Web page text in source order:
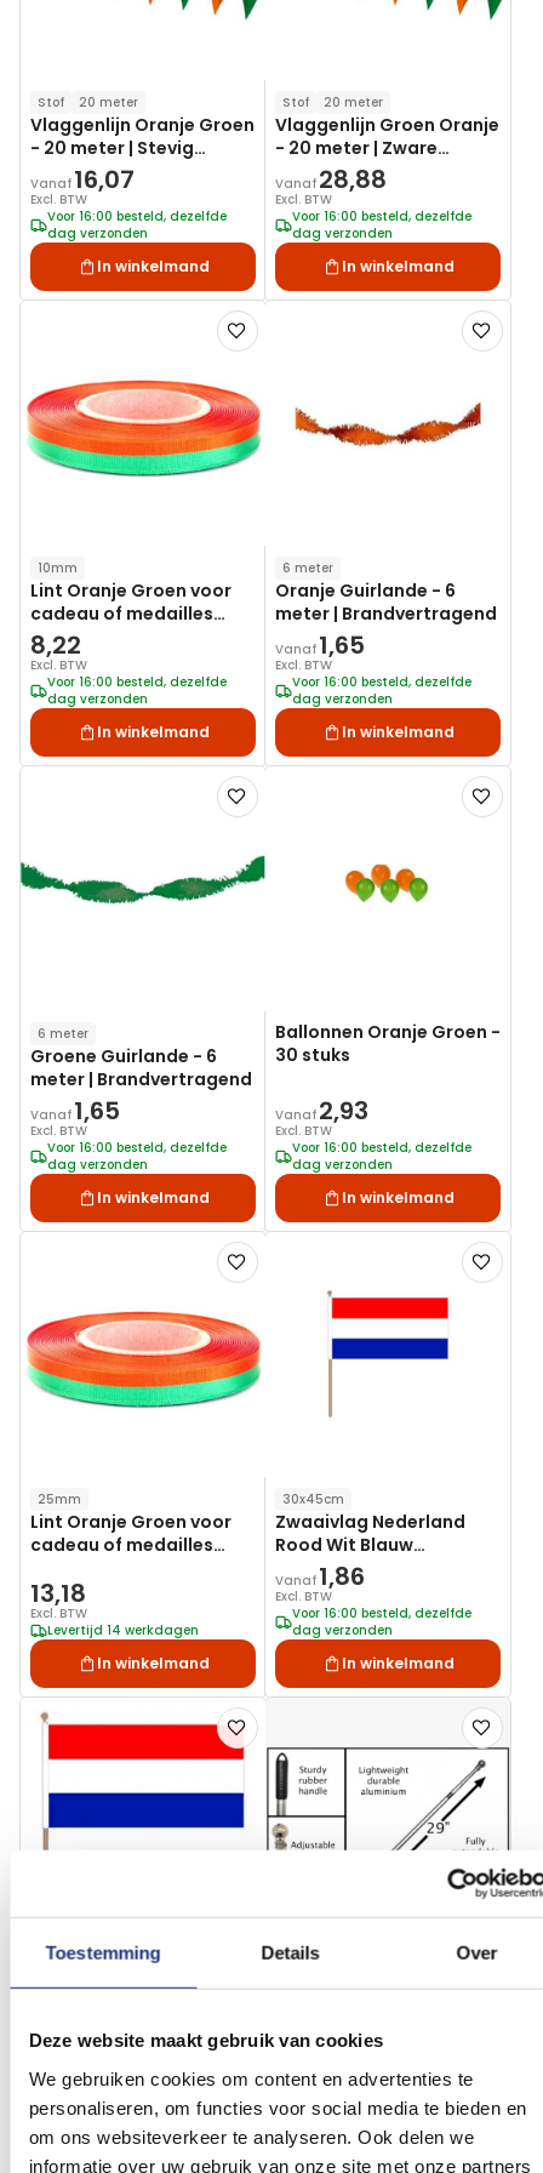
Toestemming Details Over
Deze website maakt gebruik van cookies
We gebruiken cookies om content en advertenties te
personaliseren, om functies voor social media te bieden en
om ons websiteverkeer te analyseren. Ook delen we
informatie over uw gebruik van onze site met onze partners
Stof 20 meter
Vlaggenlijn Oranje Groen
- 20 meter | Stevig
kunststof
Vanaf 16,07
Excl. BTW
Voor 16:00 besteld, dezelfde
dag verzonden
In winkelmand
Stof 20 meter
Vlaggenlijn Groen Oranje
- 20 meter | Zware
kwaliteit stof
Vanaf 28,88
Excl. BTW
Voor 16:00 besteld, dezelfde
dag verzonden
In winkelmand
Voeg
toe
verlanglijst
10mm
Lint Oranje Groen voor
cadeau of medailles
25m1 10mm
8,22
Excl. BTW
Voor 16:00 besteld, dezelfde
dag verzonden
In winkelmand
Voeg
toe
6 meter
Oranje Guirlande - 6
meter | Brandvertragend
Vanaf 1,65
Excl. BTW
Voor 16:00 besteld, dezelfde
dag verzonden
In winkelmand
Voeg
toe
verlanglijst
6 meter
Groene Guirlande - 6
meter | Brandvertragend
Vanaf 1,65
Excl. BTW
Voor 16:00 besteld, dezelfde
dag verzonden
In winkelmand
Voeg
toe
Ballonnen Oranje Groen -
30 stuks
Vanaf 2,93
Excl. BTW
Voor 16:00 besteld, dezelfde
dag verzonden
In winkelmand
Voeg
toe
verlanglijst
25mm
Lint Oranje Groen voor
cadeau of medailles
13,18
Excl. BTW
Levertijd 14 werkdagen
In winkelmand
Voeg
toe
30x45cm
Zwaaivlag Nederland
Rood Wit Blauw
30x45cm, stoklengte
75cm
Vanaf 1,86
Excl. BTW
Voor 16:00 besteld, dezelfde
dag verzonden
In winkelmand
Voeg
toe
aan
verlanglijst
30x45cm
Zwaaivlag Nederland
60cm
Vanaf 2,11
Voor 16:00 besteld, dezelfde
In winkelmand
Voeg
toe
aan
Aluminium
Zwaaivlaggenstok
hand uitschuifbaar
Vanaf27,23
Voor 16:00 besteld, dezelfde
In winkelmand